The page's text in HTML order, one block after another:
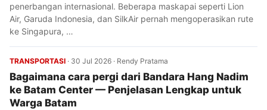
penerbangan internasional. Beberapa maskapai seperti Lion
Air, Garuda Indonesia, dan SilkAir pernah mengoperasikan rute
ke Singapura, …
TRANSPORTASI · 30 Jul 2026 · Rendy Pratama
Bagaimana cara pergi dari Bandara Hang Nadim
ke Batam Center — Penjelasan Lengkap untuk
Warga Batam